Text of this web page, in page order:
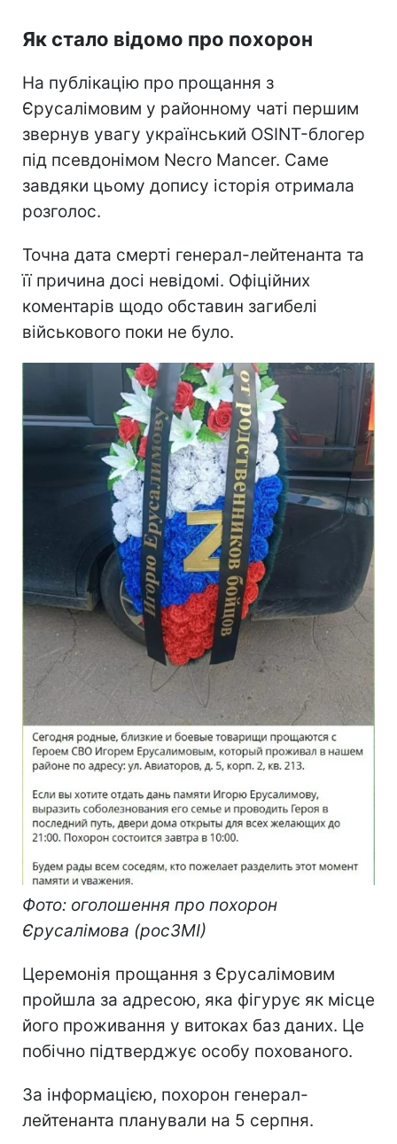
Як стало відомо про похорон
На публікацію про прощання з
Єрусалімовим у районному чаті першим
звернув увагу український OSINT-блогер
під псевдонімом Necro Mancer. Саме
завдяки цьому допису історія отримала
розголос.
Точна дата смерті генерал-лейтенанта та
її причина досі невідомі. Офіційних
коментарів щодо обставин загибелі
військового поки не було.
Фото: оголошення про похорон
Єрусалімова (росЗМІ)
Церемонія прощання з Єрусалімовим
пройшла за адресою, яка фігурує як місце
його проживання у витоках баз даних. Це
побічно підтверджує особу похованого.
За інформацією, похорон генерал-
лейтенанта планували на 5 серпня.